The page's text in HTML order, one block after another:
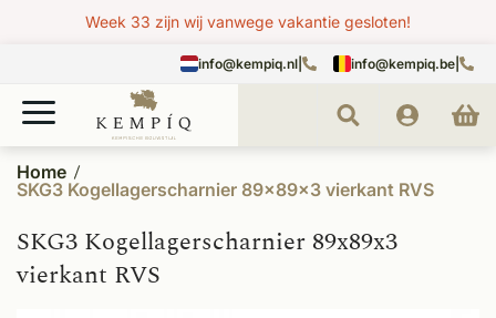
Week 33 zijn wij vanwege vakantie gesloten!
info@kempiq.nl info@kempiq.be
Home
SKG3 Kogellagerscharnier 89x89x3 vierkant RVS
SKG3 Kogellagerscharnier 89x89x3
vierkant RVS